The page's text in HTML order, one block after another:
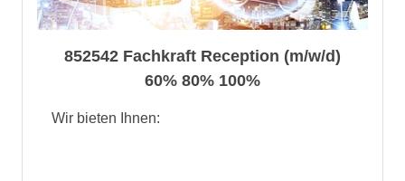
852542 Fachkraft Reception (m/w/d)
60% 80% 100%
Wir bieten Ihnen: